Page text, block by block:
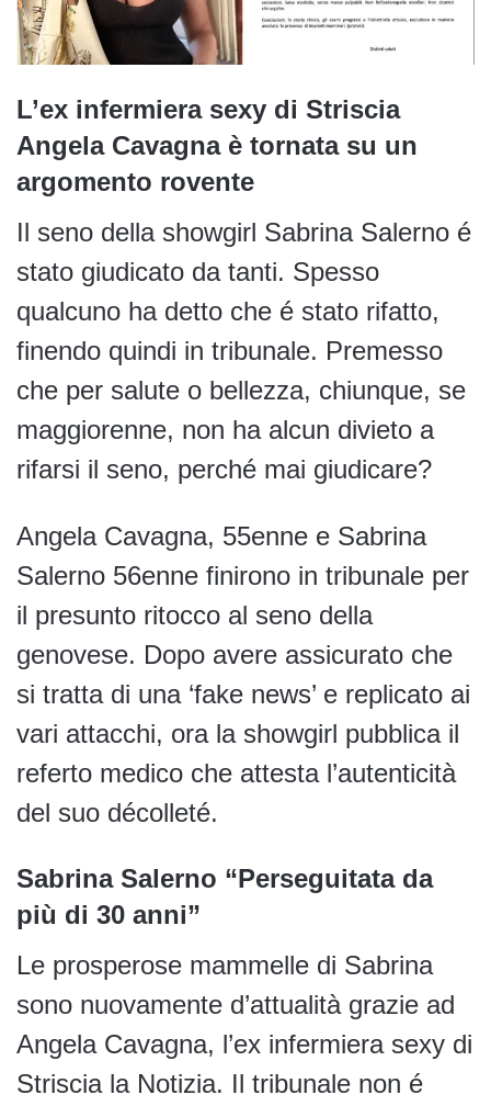
L’ex infermiera sexy di Striscia
Angela Cavagna è tornata su un
argomento rovente
Il seno della showgirl Sabrina Salerno é
stato giudicato da tanti. Spesso
qualcuno ha detto che é stato rifatto,
finendo quindi in tribunale. Premesso
che per salute o bellezza, chiunque, se
maggiorenne, non ha alcun divieto a
rifarsi il seno, perché mai giudicare?
Angela Cavagna, 55enne e Sabrina
Salerno 56enne finirono in tribunale per
il presunto ritocco al seno della
genovese. Dopo avere assicurato che
si tratta di una ‘fake news’ e replicato ai
vari attacchi, ora la showgirl pubblica il
referto medico che attesta l’autenticità
del suo décolleté.
Sabrina Salerno “Perseguitata da
più di 30 anni”
Le prosperose mammelle di Sabrina
sono nuovamente d’attualità grazie ad
Angela Cavagna, l’ex infermiera sexy di
Striscia la Notizia. Il tribunale non é